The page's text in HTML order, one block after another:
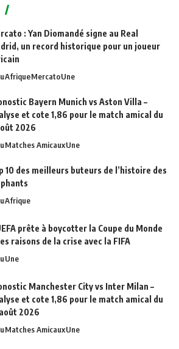
: Yan Diomandé signe au Real
un record historique pour un joueur
AfriqueMercatoUne
Bayern Munich vs Aston Villa –
et cote 1,86 pour le match amical du
2026
Matches AmicauxUne
10 des meilleurs buteurs de l’histoire des
Afrique
prête à boycotter la Coupe du Monde
raisons de la crise avec la FIFA
Une
Manchester City vs Inter Milan –
et cote 1,86 pour le match amical du
2026
Matches AmicauxUne